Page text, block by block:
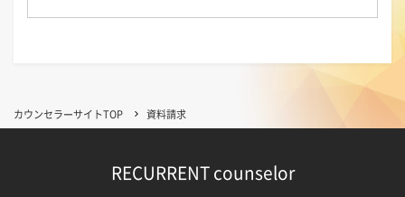
カウンセラーサイトTOP 資料請求
RECURRENT counselor